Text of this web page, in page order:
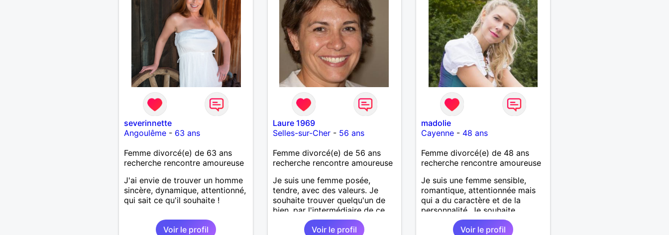
severinnette
Angoulême- 63 ans
Femme divorcé(e) de 63 ans
recherche rencontre amoureuse
J'ai envie de trouver un homme
sincère, dynamique, attentionné,
qui sait ce qu'il souhaite !
Voir le profil
Laure 1969
Selles-sur-Cher- 56 ans
Femme divorcé(e) de 56 ans
recherche rencontre amoureuse
Je suis une femme posée,
tendre, avec des valeurs. Je
souhaite trouver quelqu'un de
bien, par l'intermédiaire de ce
site, pour une relation sérieuse.
Voir le profil
madolie
Cayenne - 48 ans
Femme divorcé(e) de 48 ans
recherche rencontre amoureuse
Je suis une femme sensible,
romantique, attentionnée mais
qui a du caractère et de la
personnalité. Je souhaite
rencontrer un homme même
Voir le profil